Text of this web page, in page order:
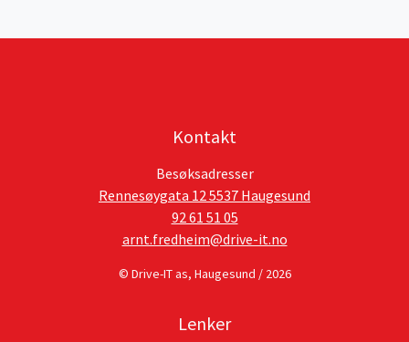
Kontakt
Besøksadresser
Rennesøygata 12 5537 Haugesund
92 61 51 05
arnt.fredheim@drive-it.no
© Drive-IT as, Haugesund / 2026
Lenker